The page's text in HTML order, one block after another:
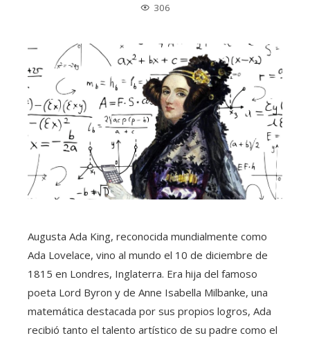
306
Augusta Ada King, reconocida mundialmente como
Ada Lovelace, vino al mundo el 10 de diciembre de
1815 en Londres, Inglaterra. Era hija del famoso
poeta Lord Byron y de Anne Isabella Milbanke, una
matemática destacada por sus propios logros, Ada
recibió tanto el talento artístico de su padre como el